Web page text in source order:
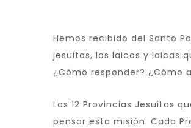
Hemos recibido del Santo
jesuitas, los laicos y laicas
¿Cómo responder? ¿Cómo
Las 12 Provincias Jesuitas
pensar esta misión. Cada